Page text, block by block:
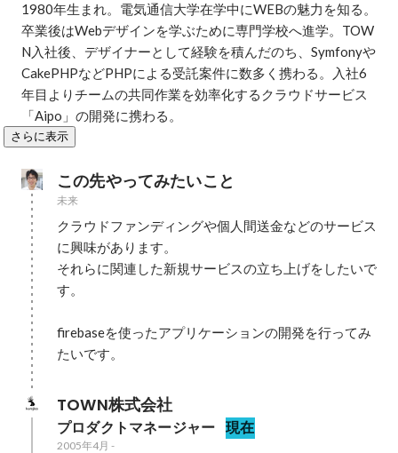
1980年生まれ。電気通信大学在学中にWEBの魅力を知る。
卒業後はWebデザインを学ぶために専門学校へ進学。TOW
N入社後、デザイナーとして経験を積んだのち、Symfonyや
CakePHPなどPHPによる受託案件に数多く携わる。入社6
年目よりチームの共同作業を効率化するクラウドサービス
「Aipo」の開発に携わる。
さらに表示
この先やってみたいこと
未来
クラウドファンディングや個人間送金などのサービス
に興味があります。
それらに関連した新規サービスの立ち上げをしたいで
す。
firebaseを使ったアプリケーションの開発を行ってみ
たいです。
TOWN株式会社
プロダクトマネージャー 現在
2005年4月 -